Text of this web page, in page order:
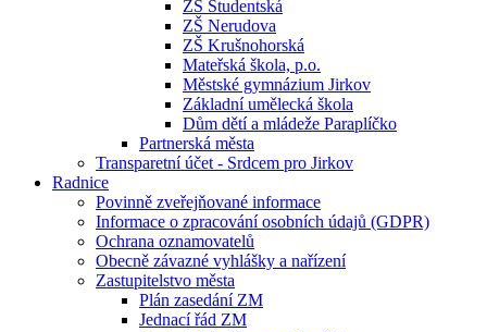
ZŠ Studentská
ZŠ Nerudova
ZŠ Krušnohorská
Mateřská škola, p.o.
Městské gymnázium Jirkov
Základní umělecká škola
Dům dětí a mládeže Paraplíčko
Partnerská města
Transparetní účet - Srdcem pro Jirkov
Radnice
Povinně zveřejňované informace
Informace o zpracování osobních údajů (GDPR)
Ochrana oznamovatelů
Obecně závazné vyhlášky a nařízení
Zastupitelstvo města
Plán zasedání ZM
Jednací řád ZM